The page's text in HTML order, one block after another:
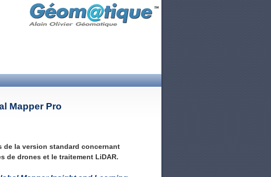
Mapper Pro
la version standard concernant
de drones et le traitement LiDAR.